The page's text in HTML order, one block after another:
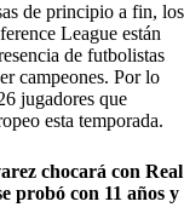
de principio a fin, los
League están
de futbolistas
campeones. Por lo
jugadores que
esta temporada.
chocará con Real
probó con 11 años y